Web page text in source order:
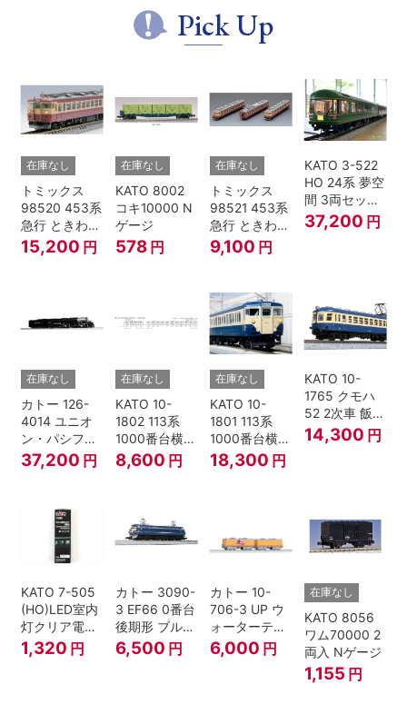
Pick Up
在庫なし
トミックス
98520 453系
急行 ときわ
基本4両セッ
ト Nゲージ
15,200 円
在庫なし
KATO 8002
コキ10000 N
ゲージ
578 円
在庫なし
トミックス
98521 453系
急行 ときわ
増結3両セッ
ト Nゲージ
9,100 円
KATO 3-522
HO 24系 夢空
間 3両セット
HOゲージ
37,200 円
在庫なし
カトー 126-
4014 ユニオ
ン・パシフィ
ック鉄道 ビッ
グボーイ＃
37,200 円
在庫なし
KATO 10-
1802 113系
1000番台横須
賀・総武快速
線 増結4両セ
8,600 円
在庫なし
KATO 10-
1801 113系
1000番台横須
賀・総武快速
線 基本7両セ
18,300 円
KATO 10-
1765 クモハ
52 2次車 飯田
線 4両セット
Nゲージ
14,300 円
KATO 7-505
(HO)LED室内
灯クリア電球
色
1,320 円
カトー 3090-
3 EF66 0番台
後期形 ブルー
トレイン牽引
機
6,500 円
カトー 10-
706-3 UP ウ
ォーターテン
ダー 2両入
6,000 円
在庫なし
KATO 8056
ワム70000 2
両入 Nゲージ
1,155 円